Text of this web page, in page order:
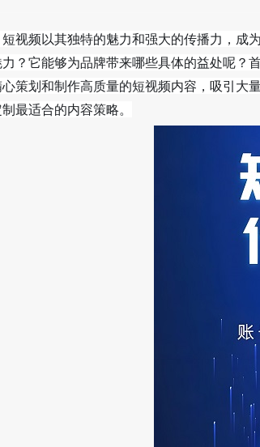
视频以其独特的魅力和强大的传播力，
？它能够为品牌带来哪些具体的益处呢？
策划和制作高质量的短视频内容，吸引
最适合的内容策略。